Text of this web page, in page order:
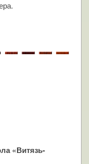
«Витязь-